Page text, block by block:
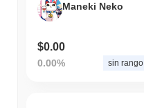
Maneki Neko
$0.00
0.00% sin rango